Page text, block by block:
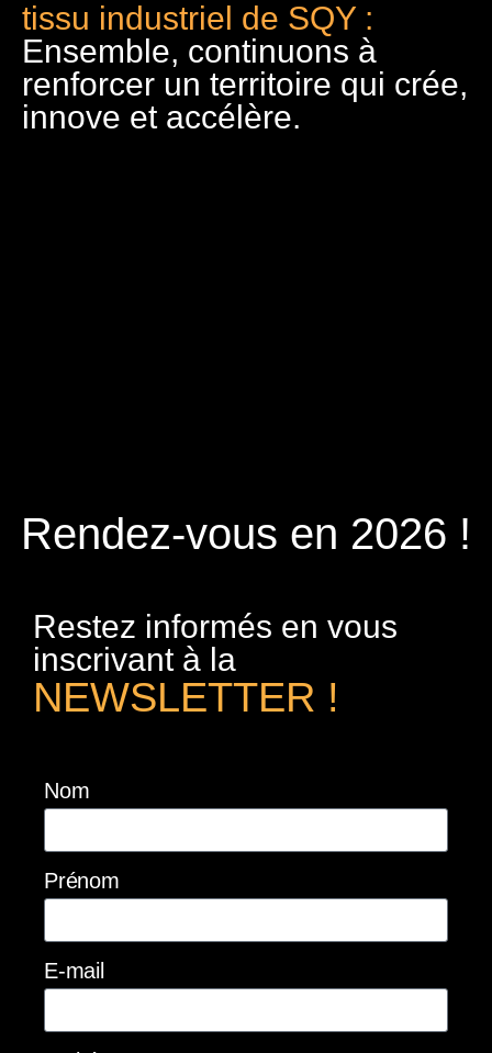
tissu industriel de SQY :
Ensemble, continuons à
renforcer un territoire qui crée,
innove et accélère.
Rendez-vous en 2026 !
Restez informés en vous
inscrivant à la
NEWSLETTER !
Nom
Prénom
E-mail